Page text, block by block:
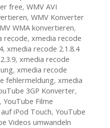
free, WMV AVI
, WMV Konverter
WMA konvertieren,
recode, xmedia recode
, xmedia recode 2.1.8.4
, xmedia recode
, xmedia recode
fehlermeldung, xmedia
3GP Konverter,
, YouTube Filme
iPod Touch, YouTube
Videos umwandeln